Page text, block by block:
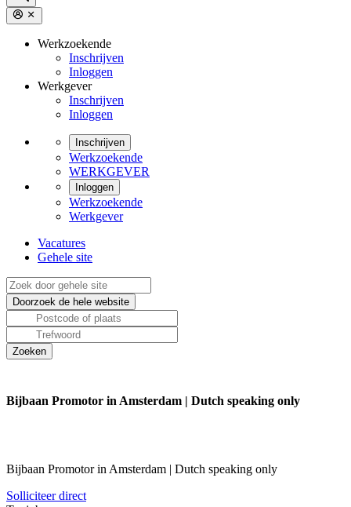
Werkzoekende
Inschrijven
Inloggen
Werkgever
Inschrijven
Inloggen
Inschrijven
Werkzoekende
WERKGEVER
Inloggen
Werkzoekende
Werkgever
Vacatures
Gehele site
Bijbaan Promotor in Amsterdam | Dutch speaking only
Bijbaan Promotor in Amsterdam | Dutch speaking only
Solliciteer direct